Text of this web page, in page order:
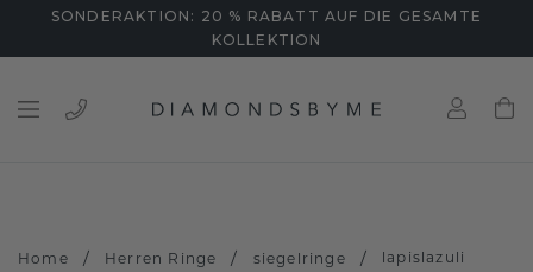
SONDERAKTION: 20 % RABATT AUF DIE GESAMTE
KOLLEKTION
Home / Herren Ringe / siegelringe / lapislazuli